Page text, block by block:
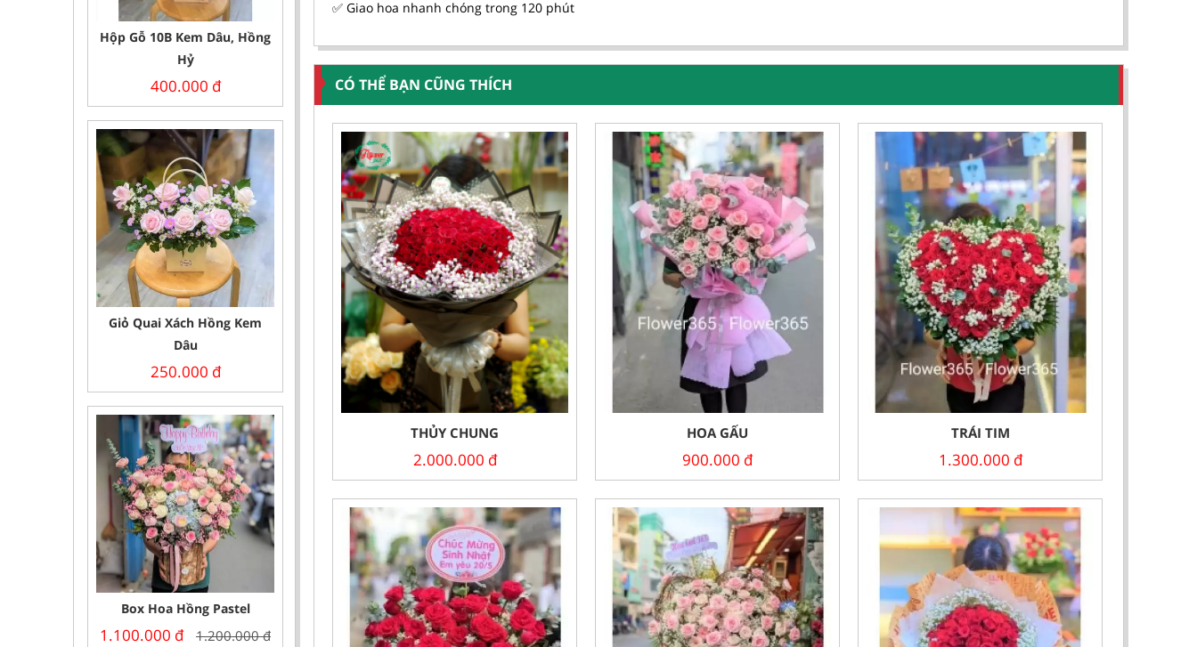
Hộp Gỗ 10B Kem Dâu, Hồng
Hỷ
400.000 đ
Giỏ Quai Xách Hồng Kem
Dâu
250.000 đ
Box Hoa Hồng Pastel
1.100.000 đ 1.200.000đ
✅ Giao hoa nhanh chóng trong 120 phút
CÓ THỂ BẠN CŨNG THÍCH
THỦY CHUNG
2.000.000 đ
HOA GẤU
900.000 đ
TRÁI TIM
1.300.000 đ